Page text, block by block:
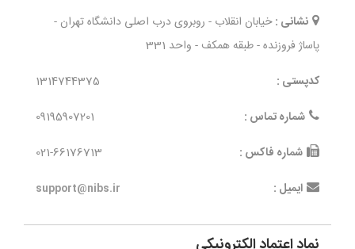
نشانی : خیابان انقلاب - روبروی درب اصلی دانشگاه تهران -
پاساژ فروزنده - طبقه همکف - واحد 331
کدپستی :
1314744375
شماره تماس :
09195907201
شماره فاکس :
021-66176713
ایمیل :
support@nibs.ir